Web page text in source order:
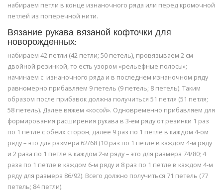
набираем петли в конце изнаночного ряда или перед кромочной
петлей из поперечной нити.
Вязание рукава вязаной кофточки для
новорожденных:
набираем 42 петли (42 петли; 50 петель), провязываем 2 см
двойной резинкой, то есть узором «рельефные полосы»;
начинаем с изнаночного ряда и в последнем изнаночном ряду
равномерно прибавляем 9 петель (9 петель; 8 петель). Таким
образом после прибавок должна получиться 51 петля (51 петля;
58 петель). Далее вяжем «косой». Одновременно прибавляем для
формирования расширения рукава в 3-ем ряду от резинки 1 раз
по 1 петле с обеих сторон, далее 9 раз по 1 петле в каждом 4-ом
ряду – это для размера 62/68 (10 раз по 1 петле в каждом 4-м ряду
и 2 раза по 1 петле в каждом 2-м ряду – это для размера 74/80; 4
раза по 1 петле в каждом 6-м ряду и 8 раз по 1 петле в каждом 4-м
ряду для размера 86/92). Всего должно получиться 71 петель (77
петель; 84 петли).